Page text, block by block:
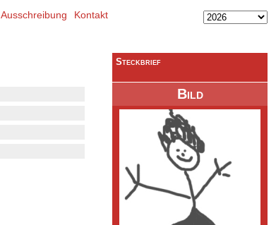
Ausschreibung Kontakt
Bild
Steckbrief